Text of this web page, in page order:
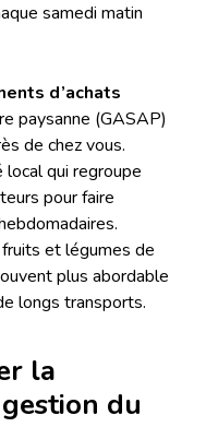
samedi matin
d’achats
paysanne (GASAP)
de chez vous.
local qui regroupe
pour faire
et légumes de
plus abordable
longs transports.
la
du